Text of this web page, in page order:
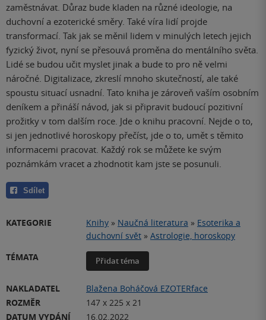
zaměstnávat. Důraz bude kladen na různé ideologie, na
duchovní a ezoterické směry. Také víra lidí projde
transformací. Tak jak se měnil lidem v minulých letech jejich
fyzický život, nyní se přesouvá proměna do mentálního světa.
Lidé se budou učit myslet jinak a bude to pro ně velmi
náročné. Digitalizace, zkreslí mnoho skutečností, ale také
spoustu situací usnadní. Tato kniha je zároveň vaším osobním
deníkem a přináší návod, jak si připravit budoucí pozitivní
prožitky v tom dalším roce. Jde o knihu pracovní. Nejde o to,
si jen jednotlivé horoskopy přečíst, jde o to, umět s těmito
informacemi pracovat. Každý rok se můžete ke svým
poznámkám vracet a zhodnotit kam jste se posunuli.
Sdílet
KATEGORIE Knihy » Naučná literatura » Esoterika a
duchovní svět » Astrologie, horoskopy
TÉMATA
Přidat téma
NAKLADATEL
Blažena Boháčová EZOTERface
ROZMĚR
147 x 225 x 21
DATUM VYDÁNÍ
16.02.2022